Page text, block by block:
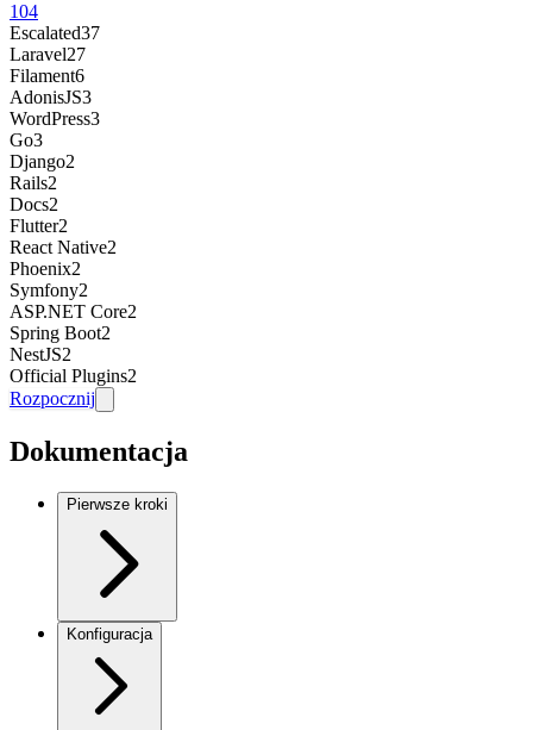
104
Escalated37
Laravel27
Filament6
AdonisJS3
WordPress3
Go3
Django2
Rails2
Docs2
Flutter2
React Native2
Phoenix2
Symfony2
ASP.NET Core2
Spring Boot2
NestJS2
Official Plugins2
Rozpocznij
Dokumentacja
Pierwsze kroki
Konfiguracja